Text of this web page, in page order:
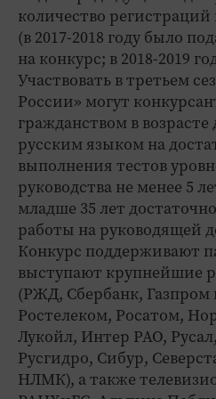
количество
(в 2017-2018 году было
на конкурс; в 2018-2019
Участвовать в третьем
России» могут
гражданством в
русским языком на
выполнения тестов
руководства не менее 5
младше 35 лет
работы на руководящей
Конкурс поддерживают
выступают крупнейшие
(РЖД, Сбербанк, Газпром
Ростелеком, Росатом,
Лукойл, Интер РАО,
Русгидро, Сибур,
НЛМК), а также